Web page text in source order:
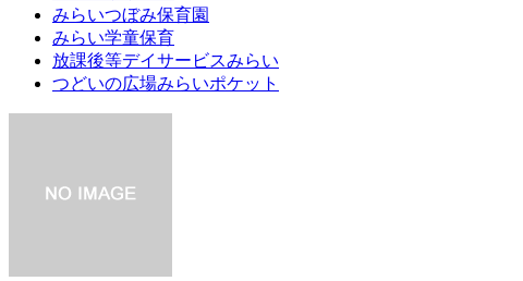
みらいつぼみ保育園
みらい学童保育
放課後等デイサービスみらい
つどいの広場みらいポケット